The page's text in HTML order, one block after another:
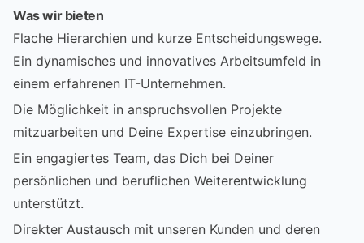
Was wir bieten
Flache Hierarchien und kurze Entscheidungswege.
Ein dynamisches und innovatives Arbeitsumfeld in
einem erfahrenen IT-Unternehmen.
Die Möglichkeit in anspruchsvollen Projekte
mitzuarbeiten und Deine Expertise einzubringen.
Ein engagiertes Team, das Dich bei Deiner
persönlichen und beruflichen Weiterentwicklung
unterstützt.
Direkter Austausch mit unseren Kunden und deren